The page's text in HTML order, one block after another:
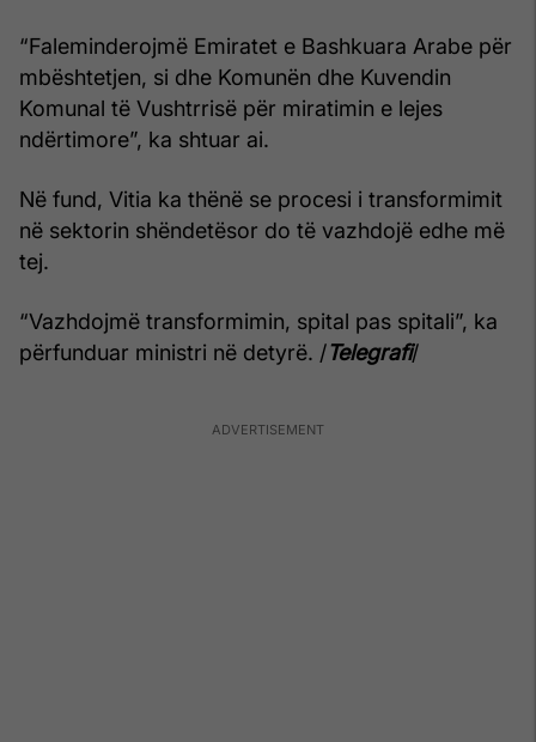
“Faleminderojmë Emiratet e Bashkuara Arabe për
mbështetjen, si dhe Komunën dhe Kuvendin
Komunal të Vushtrrisë për miratimin e lejes
ndërtimore”, ka shtuar ai.
Në fund, Vitia ka thënë se procesi i transformimit
në sektorin shëndetësor do të vazhdojë edhe më
tej.
“Vazhdojmë transformimin, spital pas spitali”, ka
përfunduar ministri në detyrë. /Telegrafi/